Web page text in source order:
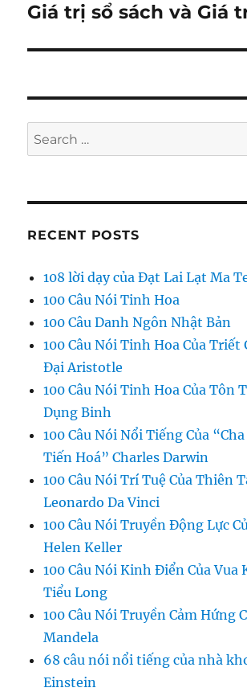
Next
Giá trị sổ sách và Giá
Search
for:
RECENT POSTS
108 lời dạy của Đạt Lai Lạt Ma
100 Câu Nói Tinh Hoa
100 Câu Danh Ngôn Nhật Bản
100 Câu Nói Tinh Hoa Của Triết
Đại Aristotle
100 Câu Nói Tinh Hoa Của Tôn
Dụng Binh
100 Câu Nói Nổi Tiếng Của
Tiến Hoá” Charles Darwin
100 Câu Nói Trí Tuệ Của Thiên
Leonardo Da Vinci
100 Câu Nói Truyền Động Lực
Helen Keller
100 Câu Nói Kinh Điển Của Vua
Tiểu Long
100 Câu Nói Truyền Cảm Hứng
Mandela
68 câu nói nổi tiếng của nhà
Einstein